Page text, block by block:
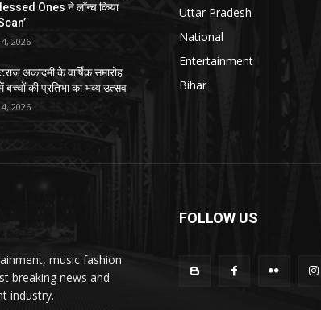
Ones ने लॉन्च किया
2026
अकादमी के वार्षिक समारोह
बच्चों की प्रतिभा का भव्य उत्सव
2026
Uttar Pradesh
National
Entertainment
Bihar
music fashion
breaking news and
industry.
FOLLOW US